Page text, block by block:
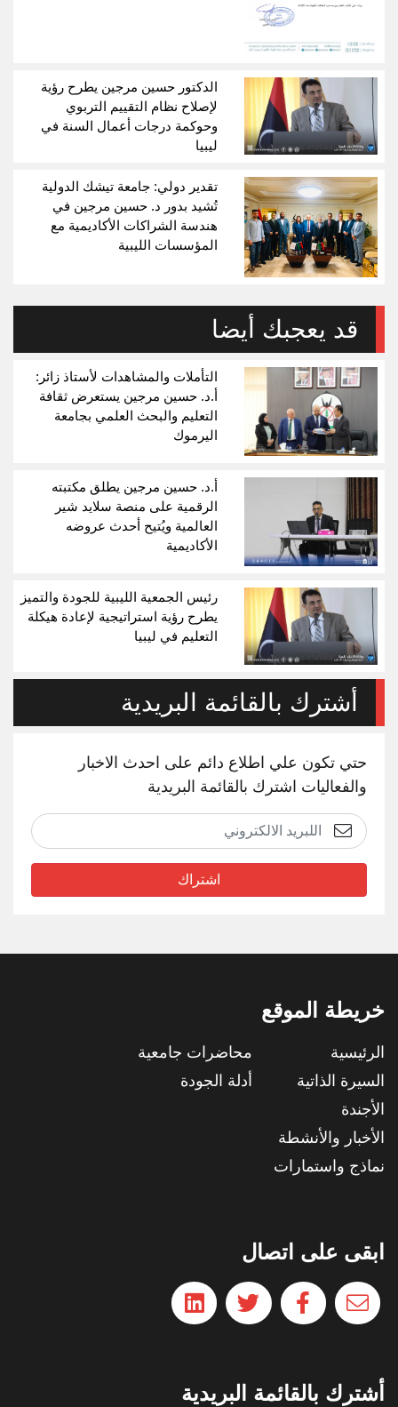
الدكتور حسين مرجين يطرح رؤية
لإصلاح نظام التقييم التربوي
وحوكمة درجات أعمال السنة في
ليبيا
تقدير دولي: جامعة تيشك الدولية
تُشيد بدور د. حسين مرجين في
هندسة الشراكات الأكاديمية مع
المؤسسات الليبية
قد يعجبك أيضا
التأملات والمشاهدات لأستاذ زائر:
أ.د. حسين مرجين يستعرض ثقافة
التعليم والبحث العلمي بجامعة
اليرموك
أ.د. حسين مرجين يطلق مكتبته
الرقمية على منصة سلايد شير
العالمية ويُتيح أحدث عروضه
الأكاديمية
رئيس الجمعية الليبية للجودة والتميز
يطرح رؤية استراتيجية لإعادة هيكلة
التعليم في ليبيا
أشترك بالقائمة البريدية
حتي تكون علي اطلاع دائم على احدث الاخبار
والفعاليات اشترك بالقائمة البريدية
اشتراك
خريطة الموقع
الرئيسية
السيرة الذاتية
الأجندة
الأخبار والأنشطة
نماذج واستمارات
محاضرات جامعية
أدلة الجودة
ابقى على اتصال
أشترك بالقائمة البريدية